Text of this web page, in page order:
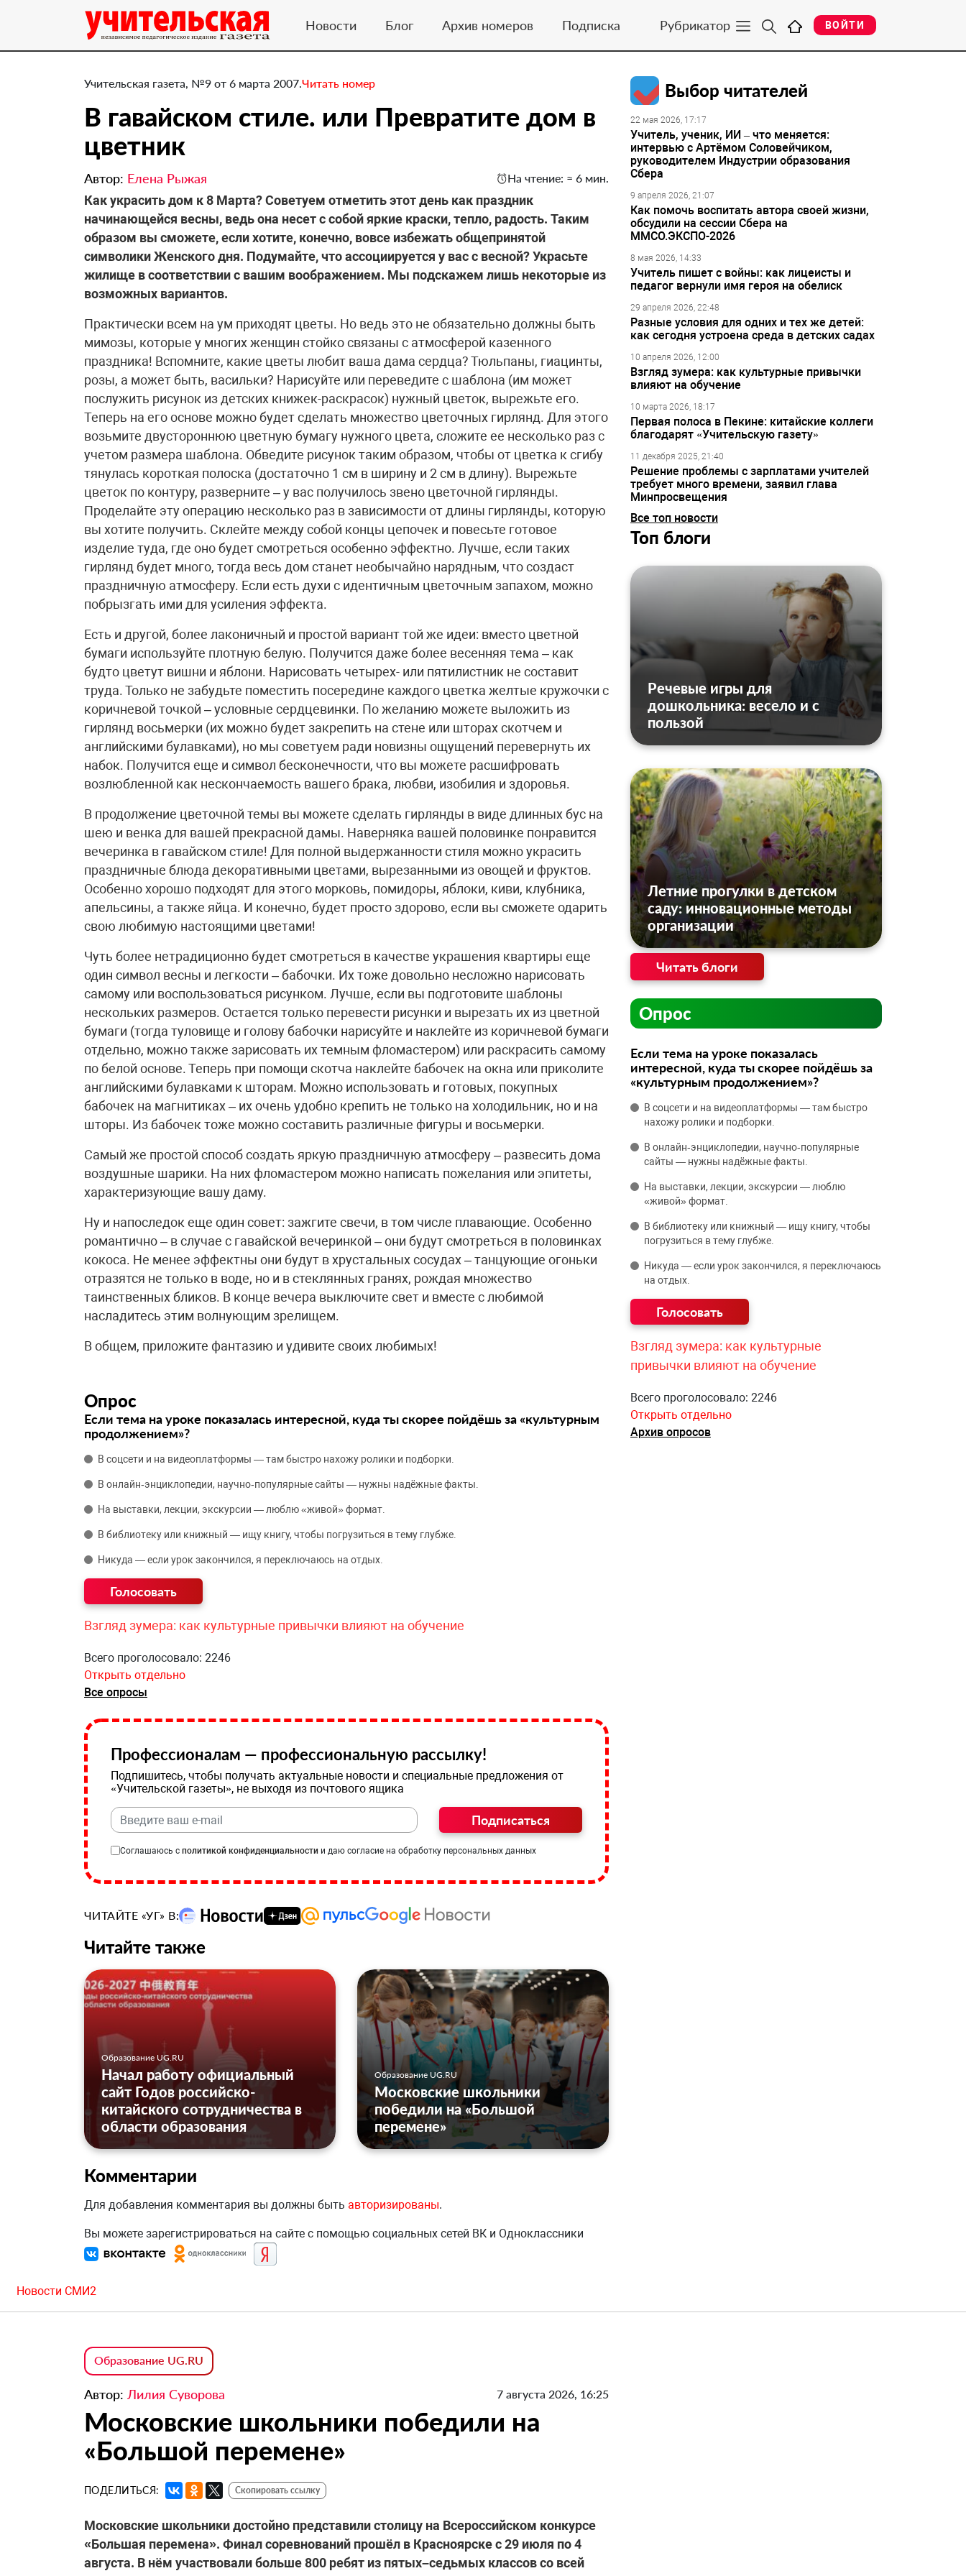
Новости Блог Архив номеров Подписка Рубрикатор ВОЙТИ
Учительская газета, №9 от 6 марта 2007.Читать номер
В гавайском стиле. или Превратите дом в
цветник
Автор: Елена Рыжая На чтение: ≈ 6 мин.
Как украсить дом к 8 Марта? Советуем отметить этот день как праздник
начинающейся весны, ведь она несет с собой яркие краски, тепло, радость. Таким
образом вы сможете, если хотите, конечно, вовсе избежать общепринятой
символики Женского дня. Подумайте, что ассоциируется у вас с весной? Украсьте
жилище в соответствии с вашим воображением. Мы подскажем лишь некоторые из
возможных вариантов.
Практически всем на ум приходят цветы. Но ведь это не обязательно должны быть
мимозы, которые у многих женщин стойко связаны с атмосферой казенного
праздника! Вспомните, какие цветы любит ваша дама сердца? Тюльпаны, гиацинты,
розы, а может быть, васильки? Нарисуйте или переведите с шаблона (им может
послужить рисунок из детских книжек-раскрасок) нужный цветок, вырежьте его.
Теперь на его основе можно будет сделать множество цветочных гирлянд. Для этого
возьмите двустороннюю цветную бумагу нужного цвета, сложите ее несколько раз с
учетом размера шаблона. Обведите рисунок таким образом, чтобы от цветка к сгибу
тянулась короткая полоска (достаточно 1 см в ширину и 2 см в длину). Вырежьте
цветок по контуру, разверните – у вас получилось звено цветочной гирлянды.
Проделайте эту операцию несколько раз в зависимости от длины гирлянды, которую
вы хотите получить. Склейте между собой концы цепочек и повесьте готовое
изделие туда, где оно будет смотреться особенно эффектно. Лучше, если таких
гирлянд будет много, тогда весь дом станет необычайно нарядным, что создаст
праздничную атмосферу. Если есть духи с идентичным цветочным запахом, можно
побрызгать ими для усиления эффекта.
Есть и другой, более лаконичный и простой вариант той же идеи: вместо цветной
бумаги используйте плотную белую. Получится даже более весенняя тема – как
будто цветут вишни и яблони. Нарисовать четырех- или пятилистник не составит
труда. Только не забудьте поместить посередине каждого цветка желтые кружочки с
коричневой точкой – условные сердцевинки. По желанию можете выложить из
гирлянд восьмерки (их можно будет закрепить на стене или шторах скотчем и
английскими булавками), но мы советуем ради новизны ощущений перевернуть их
набок. Получится еще и символ бесконечности, что вы можете расшифровать
возлюбленной как нескончаемость вашего брака, любви, изобилия и здоровья.
В продолжение цветочной темы вы можете сделать гирлянды в виде длинных бус на
шею и венка для вашей прекрасной дамы. Наверняка вашей половинке понравится
вечеринка в гавайском стиле! Для полной выдержанности стиля можно украсить
праздничные блюда декоративными цветами, вырезанными из овощей и фруктов.
Особенно хорошо подходят для этого морковь, помидоры, яблоки, киви, клубника,
апельсины, а также яйца. И конечно, будет просто здорово, если вы сможете одарить
свою любимую настоящими цветами!
Чуть более нетрадиционно будет смотреться в качестве украшения квартиры еще
один символ весны и легкости – бабочки. Их тоже довольно несложно нарисовать
самому или воспользоваться рисунком. Лучше, если вы подготовите шаблоны
нескольких размеров. Остается только перевести рисунки и вырезать их из цветной
бумаги (тогда туловище и голову бабочки нарисуйте и наклейте из коричневой бумаги
отдельно, можно также зарисовать их темным фломастером) или раскрасить самому
по белой основе. Теперь при помощи скотча наклейте бабочек на окна или приколите
английскими булавками к шторам. Можно использовать и готовых, покупных
бабочек на магнитиках – их очень удобно крепить не только на холодильник, но и на
шторы. Из бабочек тоже можно составить различные фигуры и восьмерки.
Самый же простой способ создать яркую праздничную атмосферу – развесить дома
воздушные шарики. На них фломастером можно написать пожелания или эпитеты,
характеризующие вашу даму.
Ну и напоследок еще один совет: зажгите свечи, в том числе плавающие. Особенно
романтично – в случае с гавайской вечеринкой – они будут смотреться в половинках
кокоса. Не менее эффектны они будут в хрустальных сосудах – танцующие огоньки
отразятся не только в воде, но и в стеклянных гранях, рождая множество
таинственных бликов. В конце вечера выключите свет и вместе с любимой
насладитесь этим волнующим зрелищем.
В общем, приложите фантазию и удивите своих любимых!
Опрос
Если тема на уроке показалась интересной, куда ты скорее пойдёшь за «культурным
продолжением»?
В соцсети и на видеоплатформы — там быстро нахожу ролики и подборки.
В онлайн‑энциклопедии, научно‑популярные сайты — нужны надёжные факты.
На выставки, лекции, экскурсии — люблю «живой» формат.
В библиотеку или книжный — ищу книгу, чтобы погрузиться в тему глубже.
Никуда — если урок закончился, я переключаюсь на отдых.
Взгляд зумера: как культурные привычки влияют на обучение
Всего проголосовало: 2246
Открыть отдельно
Все опросы
Профессионалам — профессиональную рассылку!
Подпишитесь, чтобы получать актуальные новости и специальные предложения от
«Учительской газеты», не выходя из почтового ящика
Подписаться
Соглашаюсь с политикой конфиденциальности и даю согласие на обработку персональных данных
ЧИТАЙТЕ «УГ» В:
Читайте также
Образование UG.RU
Начал работу официальный
сайт Годов российско-
китайского сотрудничества в
области образования
Образование UG.RU
Московские школьники
победили на «Большой
перемене»
Комментарии
Для добавления комментария вы должны быть авторизированы.
Вы можете зарегистрироваться на сайте с помощью социальных сетей ВК и Одноклассники
Выбор читателей
22 мая 2026, 17:17
Учитель, ученик, ИИ – что меняется:
интервью с Артёмом Соловейчиком,
руководителем Индустрии образования
Сбера
9 апреля 2026, 21:07
Как помочь воспитать автора своей жизни,
обсудили на сессии Сбера на
ММСО.ЭКСПО-2026
8 мая 2026, 14:33
Учитель пишет с войны: как лицеисты и
педагог вернули имя героя на обелиск
29 апреля 2026, 22:48
Разные условия для одних и тех же детей:
как сегодня устроена среда в детских садах
10 апреля 2026, 12:00
Взгляд зумера: как культурные привычки
влияют на обучение
10 марта 2026, 18:17
Первая полоса в Пекине: китайские коллеги
благодарят «Учительскую газету»
11 декабря 2025, 21:40
Решение проблемы с зарплатами учителей
требует много времени, заявил глава
Минпросвещения
Все топ новости
Топ блоги
Речевые игры для
дошкольника: весело и с
пользой
Летние прогулки в детском
саду: инновационные методы
организации
Читать блоги
Опрос
Если тема на уроке показалась
интересной, куда ты скорее пойдёшь за
«культурным продолжением»?
В соцсети и на видеоплатформы — там быстро
нахожу ролики и подборки.
В онлайн‑энциклопедии, научно‑популярные
сайты — нужны надёжные факты.
На выставки, лекции, экскурсии — люблю
«живой» формат.
В библиотеку или книжный — ищу книгу, чтобы
погрузиться в тему глубже.
Никуда — если урок закончился, я переключаюсь
на отдых.
Взгляд зумера: как культурные
привычки влияют на обучение
Всего проголосовало: 2246
Открыть отдельно
Архив опросов
Новости СМИ2
Образование UG.RU
Автор: Лилия Суворова 7 августа 2026, 16:25
Московские школьники победили на
«Большой перемене»
ПОДЕЛИТЬСЯ: Скопировать ссылку
Московские школьники достойно представили столицу на Всероссийском конкурсе
«Большая перемена». Финал соревнований прошёл в Красноярске с 29 июля по 4
августа. В нём участвовали больше 800 ребят из пятых–седьмых классов со всей